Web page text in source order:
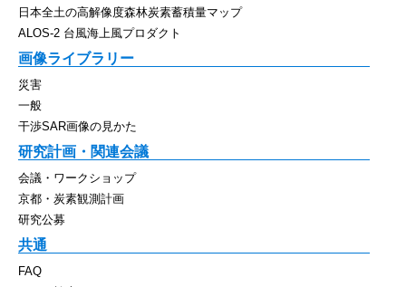
日本全土の高解像度森林炭素蓄積量マップ
ALOS-2 台風海上風プロダクト
画像ライブラリー
災害
一般
干渉SAR画像の見かた
研究計画・関連会議
会議・ワークショップ
京都・炭素観測計画
研究公募
共通
FAQ